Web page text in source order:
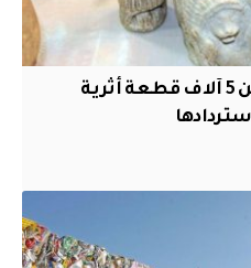
بعد 2003.. تهريب أكثر من 5 آلاف قطعة أثرية